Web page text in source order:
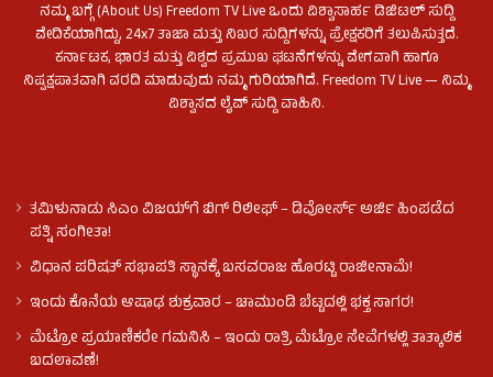
ನಮ್ಮ ಬಗ್ಗೆ (About Us) Freedom TV Live ಒಂದು ವಿಶ್ವಾಸಾರ್ಹ ಡಿಜಿಟಲ್ ಸುದ್ದಿ
ವೇದಿಕೆಯಾಗಿದ್ದು, 24x7 ತಾಜಾ ಮತ್ತು ನಿಖರ ಸುದ್ದಿಗಳನ್ನು ಪ್ರೇಕ್ಷಕರಿಗೆ ತಲುಪಿಸುತ್ತದೆ.
ಕರ್ನಾಟಕ, ಭಾರತ ಮತ್ತು ವಿಶ್ವದ ಪ್ರಮುಖ ಘಟನೆಗಳನ್ನು ವೇಗವಾಗಿ ಹಾಗೂ
ನಿಷ್ಪಕ್ಷಪಾತವಾಗಿ ವರದಿ ಮಾಡುವುದು ನಮ್ಮ ಗುರಿಯಾಗಿದೆ. Freedom TV Live — ನಿಮ್ಮ
ವಿಶ್ವಾಸದ ಲೈವ್ ಸುದ್ದಿ ವಾಹಿನಿ.
ತಮಿಳುನಾಡು ಸಿಎಂ ವಿಜಯ್‌ಗೆ ಬಿಗ್ ರಿಲೀಫ್ – ಡಿವೋರ್ಸ್ ಅರ್ಜಿ ಹಿಂಪಡೆದ
ಪತ್ನಿ ಸಂಗೀತಾ!
ವಿಧಾನ ಪರಿಷತ್ ಸಭಾಪತಿ ಸ್ಥಾನಕ್ಕೆ ಬಸವರಾಜ ಹೊರಟ್ಟಿ ರಾಜೀನಾಮೆ!
ಇಂದು ಕೊನೆಯ ಆಷಾಢ ಶುಕ್ರವಾರ – ಚಾಮುಂಡಿ ಬೆಟ್ಟದಲ್ಲಿ ಭಕ್ತ ಸಾಗರ!
ಮೆಟ್ರೋ ಪ್ರಯಾಣಿಕರೇ ಗಮನಿಸಿ – ಇಂದು ರಾತ್ರಿ ಮೆಟ್ರೋ ಸೇವೆಗಳಲ್ಲಿ ತಾತ್ಕಾಲಿಕ
ಬದಲಾವಣೆ!